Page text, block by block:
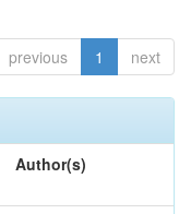
previous 1 next
Author(s)